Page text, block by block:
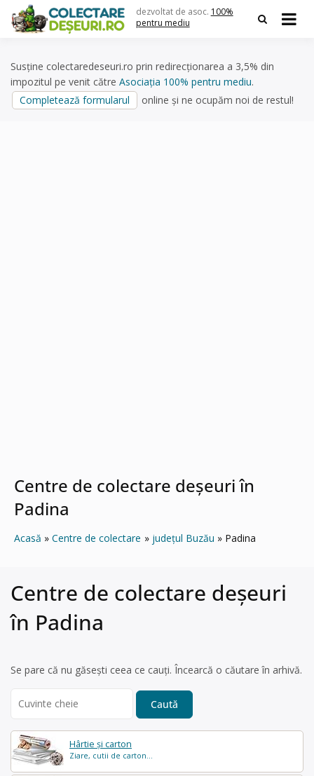
content
dezvoltat de asoc. 100%
pentru mediu
Susține colectaredeseuri.ro prin redirecționarea a 3,5% din
impozitul pe venit către Asociația 100% pentru mediu.
Completează formularul
online și ne ocupăm noi de restul!
Centre de colectare deșeuri în
Padina
Acasă Centre de colectare județul Buzău Padina
Hârtie și carton
Ziare, cutii de carton...
Centre de colectare deșeuri
în Padina
Se pare că nu găsești ceea ce cauți. Încearcă o căutare în arhivă.
for: